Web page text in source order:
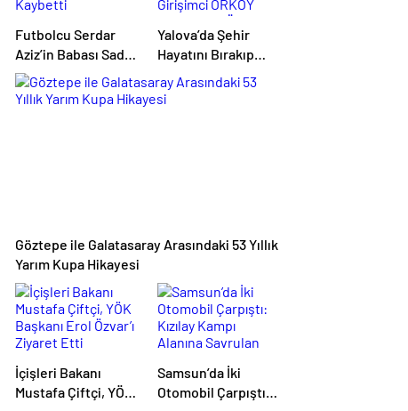
Futbolcu Serdar
Aziz’in Babası Sadri
Aziz Hayatını
Kaybetti
Yalova’da Şehir
Hayatını Bırakıp
Köyüne Dönen
Girişimci ORKÖY
Göztepe ile Galatasaray Arasındaki 53 Yıllık
Yarım Kupa Hikayesi
İçişleri Bakanı
Mustafa Çiftçi, YÖK
Samsun’da İki
Otomobil Çarpıştı: